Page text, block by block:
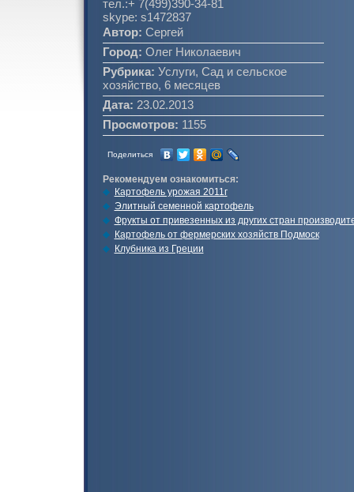
тел.:+ 7(499)390-34-81
skype: s1472837
Автор: Сергей
Город: Олег Николаевич
Рубрика: Услуги, Сад и сельское
хозяйство, 6 месяцев
Дата: 23.02.2013
Просмотров: 1155
Поделиться
Рекомендуем ознакомиться:
Картофель урожая 2011г
Элитный семенной картофель
Фрукты от привезенных из других стран
Картофель от фермерских хозяйств Подмоск
Клубника из Греции